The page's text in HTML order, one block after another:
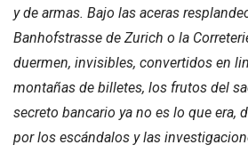
y de armas. Bajo las aceras
Banhofstrasse de Zurich o la
duermen, invisibles, convertidos en
montañas de billetes, los frutos del
secreto bancario ya no es lo que era,
por los escándalos y las